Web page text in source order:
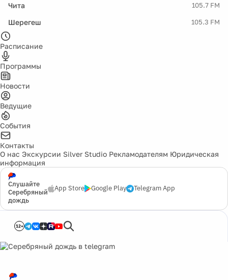
Чита 105.7 FM
Шерегеш 105.3 FM
Расписание
Программы
Новости
Ведущие
События
Контакты
О нас Экскурсии Silver Studio Рекламодателям Юридическая
информация
Слушайте
Серебряный
дождь
App Store Google Play Telegram App
12+